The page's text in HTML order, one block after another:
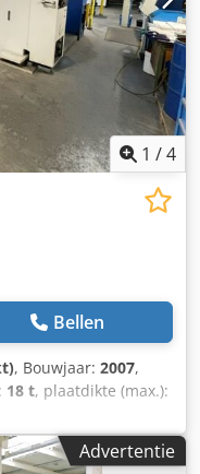
1 /4
Bellen
, Bouwjaar: 2007,
18 t, plaatdikte (max.):
3000 is in 2007
maximale snijkracht
diverseAdvertentie